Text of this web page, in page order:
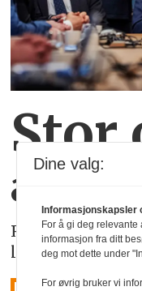
Stor
antall
Riksmekler
lønnsoppgjør til
Dine valg:
Informasjonskapsler
For å gi deg
informasjon fra ditt
deg mot dette under
For øvrig bruker vi